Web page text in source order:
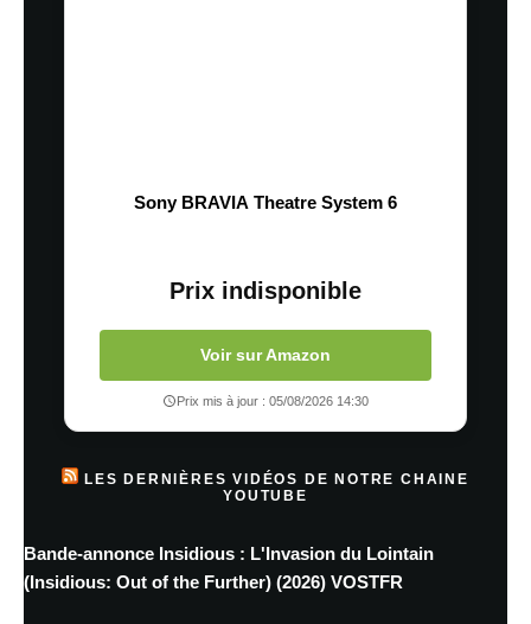
Sony BRAVIA Theatre System 6
Prix indisponible
Voir sur Amazon
Prix mis à jour : 05/08/2026 14:30
LES DERNIÈRES VIDÉOS DE NOTRE CHAINE
YOUTUBE
Bande-annonce Insidious : L'Invasion du Lointain
(Insidious: Out of the Further) (2026) VOSTFR